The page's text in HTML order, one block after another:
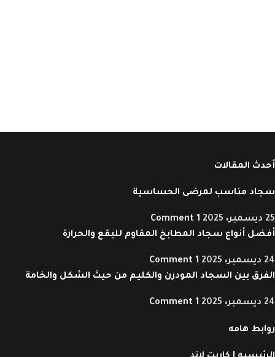
أحدث المقالات
سجاد مناسب لمرضى الحساسية
25 ديسمبر، 2025
1 Comment
أفضل أنواع سجاد المطابخ المقاوم للبقع والحرارة
24 ديسمبر، 2025
1 Comment
الفرق بين السجاد المودرن والكليم من حيث الشكل والخامة
24 ديسمبر، 2025 1 Comment
روابط هامه